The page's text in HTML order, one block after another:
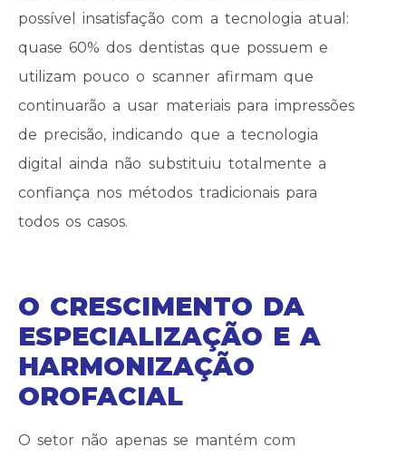
possível insatisfação com a tecnologia atual:
quase 60% dos dentistas que possuem e
utilizam pouco o scanner afirmam que
continuarão a usar materiais para impressões
de precisão, indicando que a tecnologia
digital ainda não substituiu totalmente a
confiança nos métodos tradicionais para
todos os casos.
O CRESCIMENTO DA
ESPECIALIZAÇÃO E A
HARMONIZAÇÃO
OROFACIAL
O setor não apenas se mantém com